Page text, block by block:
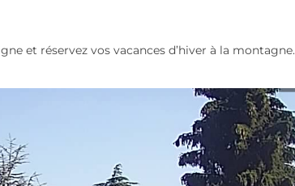
et réservez vos vacances d’hiver à la montagne.